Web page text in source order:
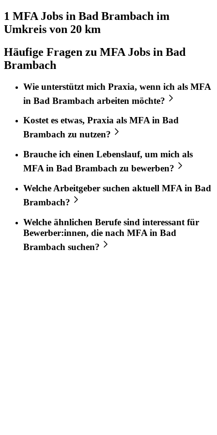
1 MFA Jobs in Bad Brambach im
Umkreis von 20 km
Häufige Fragen zu MFA Jobs in Bad
Brambach
Wie unterstützt mich Praxia, wenn ich als MFA
in Bad Brambach arbeiten möchte?
Kostet es etwas, Praxia als MFAin Bad
Brambach zu nutzen?
Brauche ich einen Lebenslauf, um mich als
MFA in Bad Brambach zu bewerben?
Welche Arbeitgeber suchen aktuell MFA in Bad
Brambach?
Welche ähnlichen Berufe sind interessant für
Bewerber:innen, die nach MFA in Bad
Brambach suchen?